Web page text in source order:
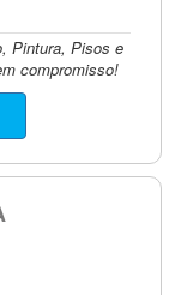
Pintura, Pisos e
compromisso!